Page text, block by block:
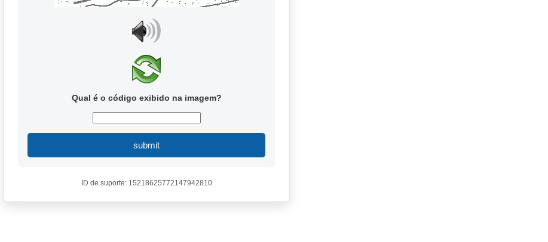
Qual é o código exibido na imagem?
submit
ID de suporte: 15218625772147942810